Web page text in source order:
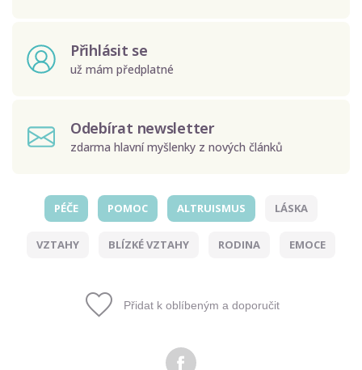
Přihlásit se
už mám předplatné
Odebírat newsletter
zdarma hlavní myšlenky z nových článků
Odeslat
PÉČE POMOC ALTRUISMUS LÁSKA
VZTAHY BLÍZKÉ VZTAHY RODINA EMOCE
Přidat k oblíbeným a doporučit